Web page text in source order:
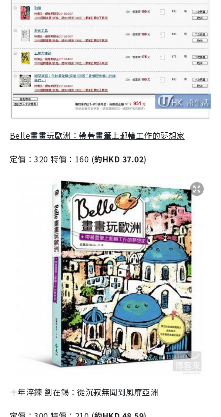
Belle畫畫玩歐洲：帶著畫筆上郵輪工作的夢想家
定價：320 特價：160 (約HKD 37.02)
十年淬鍊 劉在錫：從沉寂無聞到風靡亞洲